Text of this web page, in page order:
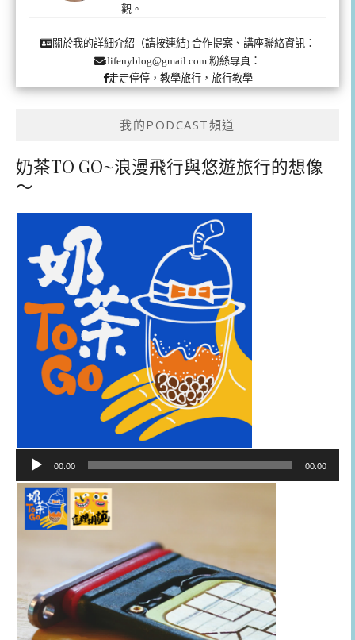
觀。
關於我的詳細介紹（請按連結)合作提案、講座聯絡資訊：
difenyblog@gmail.com 粉絲專頁：
走走停停，教學旅行，旅行教學
我的PODCAST頻道
奶茶TO GO~浪漫飛行與悠遊旅行的想像
～
播
器
00:00 00:00